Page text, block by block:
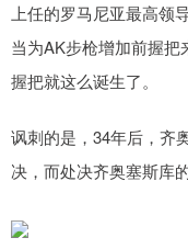
上任的罗马尼亚最高领
当为AK步枪增加前握
握把就这么诞生了。
讽刺的是，34年后，齐
决，而处决齐奥塞斯库